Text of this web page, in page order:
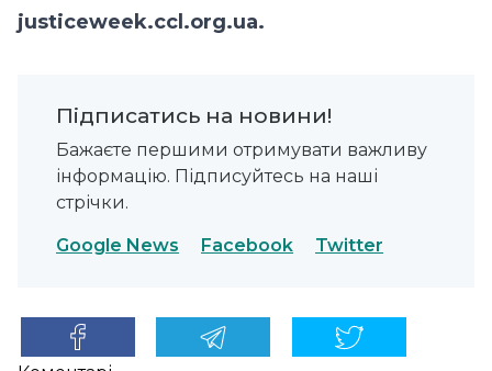
justiceweek.ccl.org.ua.
Підписатись на новини!
Бажаєте першими отримувати важливу
інформацію. Підписуйтесь на наші
стрічки.
Google News Facebook Twitter